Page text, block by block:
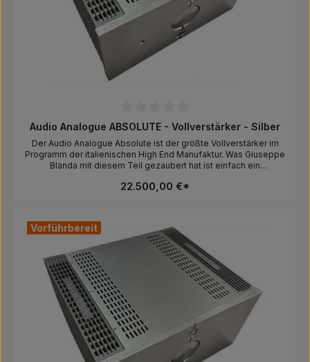
Durchschnittliche Bewertung von 0 von 5 Sternen
Audio Analogue ABSOLUTE - Vollverstärker - Silber
Der Audio Analogue Absolute ist der größte Vollverstärker im
Programm der italienischen High End Manufaktur. Was Giuseppe
Blanda mit diesem Teil gezaubert hat ist einfach ein
einer sehr guten Röhrentriode, der jeden erdenklichen
Modus betrieben werden. Ein absoluter Traumverstärker der
jeden Accuphase, MacIntosh, T+A, AVM, Devialet ect. richtig alt
aussehen lässt. LOFTSOUND REFERENZ
VERSTÄRKERHersteller:AF GROUP SRL, Via Cesare Battisti 126G,
51015 Monsummano Terme, Pistoia, Italy, info@afgroupsrl.com
22.500,00 €*
Vorführbereit